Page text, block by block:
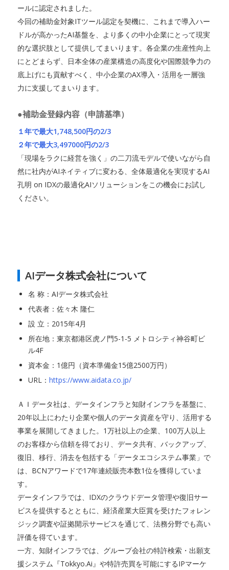
ールに認定されました。
今回の補助金対象ITツール認定を契機に、これまで導入ハー
ドルが高かったAI基盤を、より多くの中小企業にとって現実
的な選択肢として提供してまいります。各企業の生産性向上
にとどまらず、日本全体の産業構造の高度化や国際競争力の
底上げにも貢献すべく、中小企業のAX導入・活用を一層強
力に支援してまいります。
●補助金登録内容（申請基準）
１年で最大1,748,500円の2/3
２年で最大3,497000円の2/3
「現場をラクに経営を強く」の二刀流モデルで使いながら自
然に社内がAIネイティブに変わる、全体最適化を実現するAI
孔明 on IDXの最適化AIソリューションをこの機会にお試し
ください。
AIデータ株式会社について
名 称：AIデータ株式会社
代表者：佐々木 隆仁
設 立：2015年4月
所在地：東京都港区虎ノ門5-1-5 メトロシティ神谷町ビ
ル4F
資本金：1億円（資本準備金15億2500万円）
URL： https://www.aidata.co.jp/
ＡＩデータ社は、データインフラと知財インフラを基盤に、
20年以上にわたり企業や個人のデータ資産を守り、活用する
事業を展開してきました。1万社以上の企業、100万人以上
のお客様から信頼を得ており、データ共有、バックアップ、
復旧、移行、消去を包括する「データエコシステム事業」で
は、BCNアワードで17年連続販売本数1位を獲得していま
す。
データインフラでは、IDXのクラウドデータ管理や復旧サー
ビスを提供するとともに、経済産業大臣賞を受けたフォレン
ジック調査や証拠開示サービスを通じて、法務分野でも高い
評価を得ています。
一方、知財インフラでは、グループ会社の特許検索・出願支
援システム『Tokkyo.Ai』や特許売買を可能にするIPマーケ